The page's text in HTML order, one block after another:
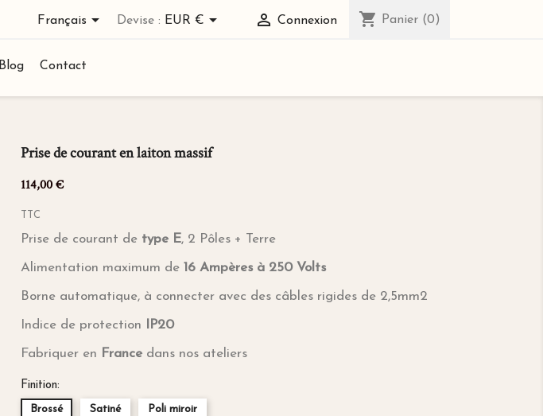
Français Devise : EUR €  Connexion shopping_cart Panier (0)
Blog Contact
Prise de courant en laiton massif
114,00 €
TTC
Prise de courant de type E, 2 Pôles + Terre
Alimentation maximum de 16 Ampères à 250 Volts
Borne automatique, à connecter avec des câbles rigides de 2,5mm2
Indice de protection IP20
Fabriquer en France dans nos ateliers
Finition:
Brossé
Satiné Poli miroir